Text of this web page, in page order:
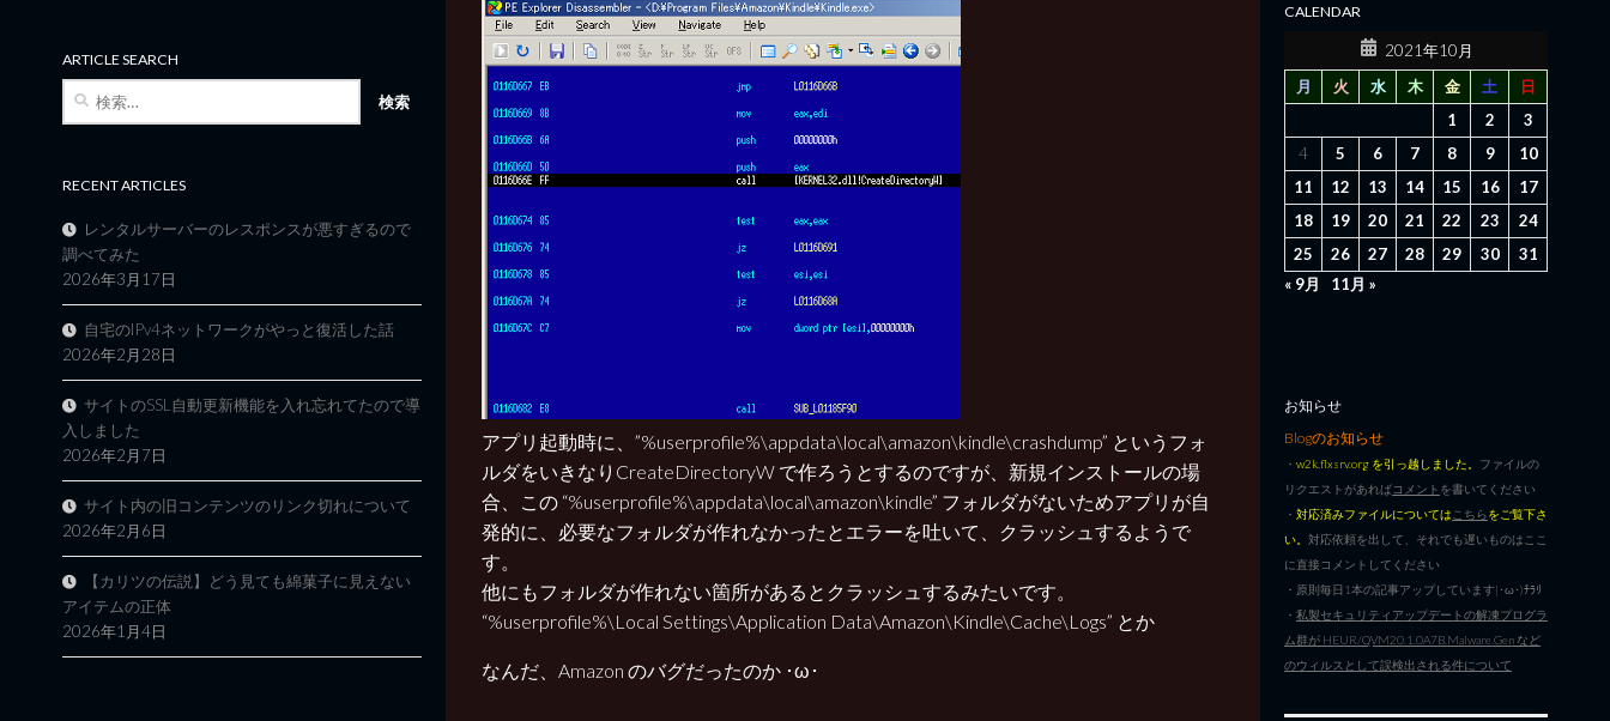
アプリ起動時に、”%userprofile%\appdata\local\amazon\kindle\crashdump” というフォ
ルダをいきなりCreateDirectoryW で作ろうとするのですが、新規インストールの場
合、この “%userprofile%\appdata\local\amazon\kindle” フォルダがないためアプリが自
発的に、必要なフォルダが作れなかったとエラーを吐いて、クラッシュするようで
す。
他にもフォルダが作れない箇所があるとクラッシュするみたいです。
“%userprofile%\Local Settings\Application Data\Amazon\Kindle\Cache\Logs” とか
なんだ、Amazon のバグだったのか ･ω･
ARTICLE SEARCH
RECENT ARTICLES
レンタルサーバーのレスポンスが悪すぎるので
調べてみた
2026年3月17日
自宅のIPv4ネットワークがやっと復活した話
2026年2月28日
サイトのSSL自動更新機能を入れ忘れてたので導
入しました
2026年2月7日
サイト内の旧コンテンツのリンク切れについて
2026年2月6日
【カリツの伝説】どう見ても綿菓子に見えない
アイテムの正体
2026年1月4日
CALENDAR
2021年10月
月
火 水 木 金 土
日
1
2
3
4
5 6 7 8 9
10
11
12 13 14 15 16
17
18
19 20 21 22 23
24
25
26 27 28 29 30
31
« 9月
11月 »
お知らせ
Blogのお知らせ
・ w2k.flxsrv.org を引っ越しました。 ファイルの
リクエストがあればコメント を書いてください
・ 対応済みファイルについては こちらをご覧下さ
い。 対応依頼を出して、それでも遅いものはここ
に直接コメントしてください
・原則毎日1本の記事アップしています|･ω･)ﾁﾗﾘ
・ 私製セキュリティアップデートの解凍プログラ
ム群が HEUR/QVM20.1.0A7B.Malware.Gen など
のウィルスとして誤検出される件について